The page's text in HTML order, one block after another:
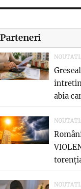
Parteneri
abia